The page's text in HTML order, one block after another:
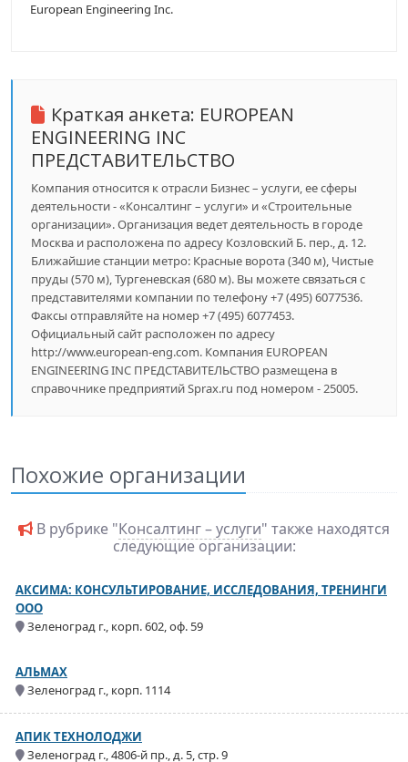
European Engineering Inc.
Краткая анкета: EUROPEAN
ENGINEERING INC
ПРЕДСТАВИТЕЛЬСТВО
Компания относится к отрасли Бизнес – услуги, ее сферы
деятельности - «Консалтинг – услуги» и «Строительные
организации». Организация ведет деятельность в городе
Москва и расположена по адресу Козловский Б. пер., д. 12.
Ближайшие станции метро: Красные ворота (340 м), Чистые
пруды (570 м), Тургеневская (680 м). Вы можете связаться с
представителями компании по телефону +7 (495) 6077536.
Факсы отправляйте на номер +7 (495) 6077453.
Официальный сайт расположен по адресу
http://www.european-eng.com. Компания EUROPEAN
ENGINEERING INC ПРЕДСТАВИТЕЛЬСТВО размещена в
справочнике предприятий Sprax.ru под номером - 25005.
Похожие организации
В рубрике "Консалтинг – услуги" также находятся
следующие организации:
АКСИМА: КОНСУЛЬТИРОВАНИЕ, ИССЛЕДОВАНИЯ, ТРЕНИНГИ
ООО
Зеленоград г., корп. 602, оф. 59
АЛЬМАХ
Зеленоград г., корп. 1114
АПИК ТЕХНОЛОДЖИ
Зеленоград г., 4806-й пр., д. 5, стр. 9